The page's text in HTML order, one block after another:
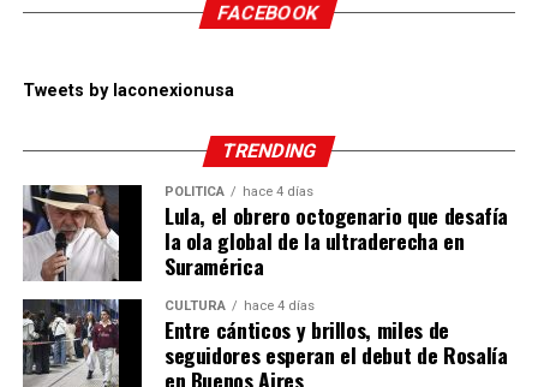
FACEBOOK
Tweets by laconexionusa
TRENDING
POLÍTICA hace 4 días
Lula, el obrero octogenario que desafía
la ola global de la ultraderecha en
Suramérica
CULTURA hace 4 días
Entre cánticos y brillos, miles de
seguidores esperan el debut de Rosalía
en Buenos Aires